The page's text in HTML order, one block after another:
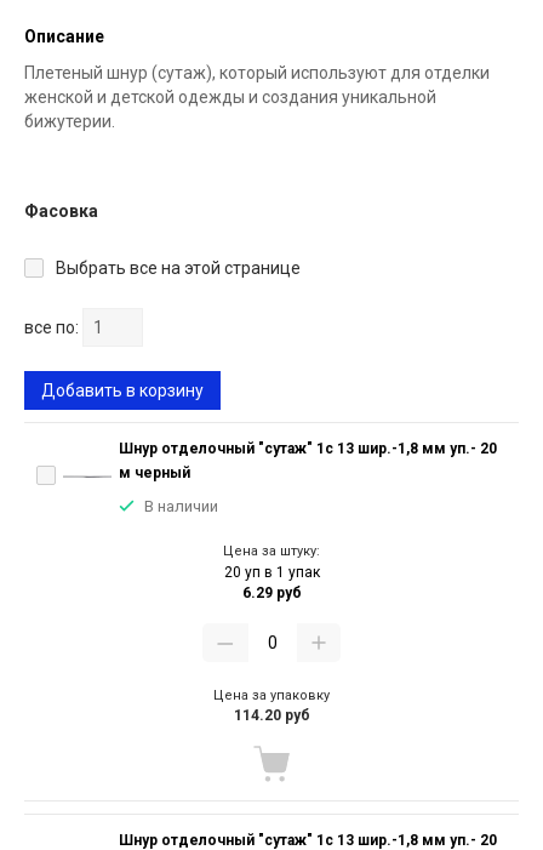
Описание
Плетеный шнур (сутаж), который используют для отделки
женской и детской одежды и создания уникальной
бижутерии.
Фасовка
Выбрать все на этой странице
все по:
Добавить в корзину
Шнур отделочный "сутаж" 1с 13 шир.-1,8 мм уп.- 20
м черный
В наличии
Цена за штуку:
20 уп в 1 упак
6.29 руб
Цена за упаковку
114.20 руб
Шнур отделочный "сутаж" 1с 13 шир.-1,8 мм уп.- 20